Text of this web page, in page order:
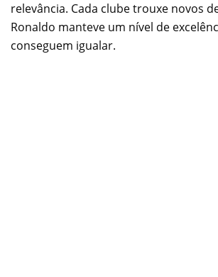
relevância. Cada clube trouxe novos
Ronaldo manteve um nível de
conseguem igualar.